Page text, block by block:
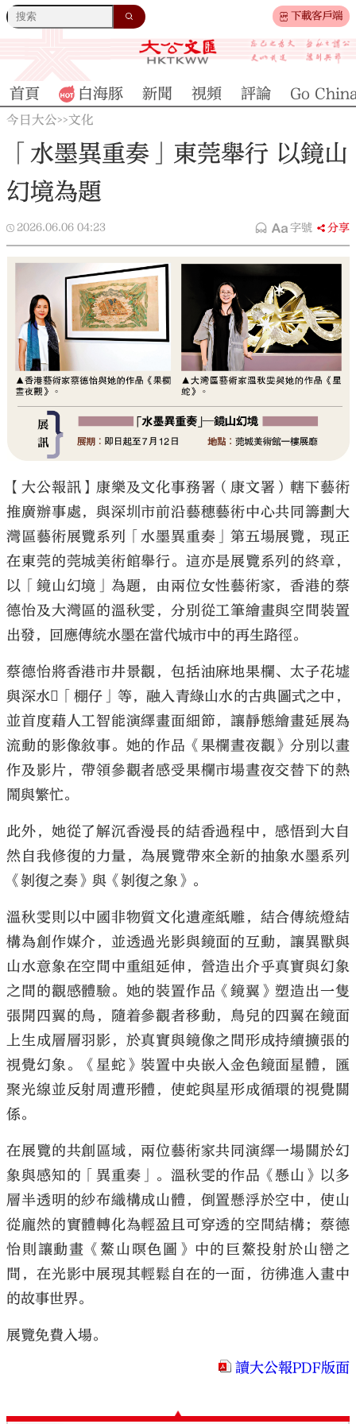
下載客戶端
大公文匯
首頁 白海豚 新聞 視頻 評論 Go
今日大公>>文化
「水墨異重奏」東莞舉行 以鏡山
幻境為題
2026.06.06 04:23 字號 分享
【大公報訊】康樂及文化事務署（康文署）轄下藝術
推廣辦事處，與深圳市前沿藝穗藝術中心共同籌劃大
灣區藝術展覽系列「水墨異重奏」第五場展覽，現正
在東莞的莞城美術館舉行。這亦是展覽系列的終章，
以「鏡山幻境」為題，由兩位女性藝術家，香港的蔡
德怡及大灣區的溫秋雯，分別從工筆繪畫與空間裝置
出發，回應傳統水墨在當代城市中的再生路徑。
蔡德怡將香港市井景觀，包括油麻地果欄、太子花墟
與深水「棚仔」等，融入青綠山水的古典圖式之中，
並首度藉人工智能演繹畫面細節，讓靜態繪畫延展為
流動的影像敘事。她的作品《果欄晝夜觀》分別以畫
作及影片，帶領參觀者感受果欄市場晝夜交替下的熱
鬧與繁忙。
此外，她從了解沉香漫長的結香過程中，感悟到大自
然自我修復的力量，為展覽帶來全新的抽象水墨系列
《剝復之奏》與《剝復之象》。
溫秋雯則以中國非物質文化遺產紙雕，結合傳統燈結
構為創作媒介，並透過光影與鏡面的互動，讓異獸與
山水意象在空間中重組延伸，營造出介乎真實與幻象
之間的觀感體驗。她的裝置作品《鏡翼》塑造出一隻
張開四翼的鳥，隨着參觀者移動，鳥兒的四翼在鏡面
上生成層層羽影，於真實與鏡像之間形成持續擴張的
視覺幻象。《星蛇》裝置中央嵌入金色鏡面星體，匯
聚光線並反射周遭形體，使蛇與星形成循環的視覺關
係。
在展覽的共創區域，兩位藝術家共同演繹一場關於幻
象與感知的「異重奏」。溫秋雯的作品《懸山》以多
層半透明的紗布織構成山體，倒置懸浮於空中，使山
從龐然的實體轉化為輕盈且可穿透的空間結構；蔡德
怡則讓動畫《鰲山暝色圖》中的巨鰲投射於山巒之
間，在光影中展現其輕鬆自在的一面，彷彿進入畫中
的故事世界。
展覽免費入場。
讀大公報PDF版面